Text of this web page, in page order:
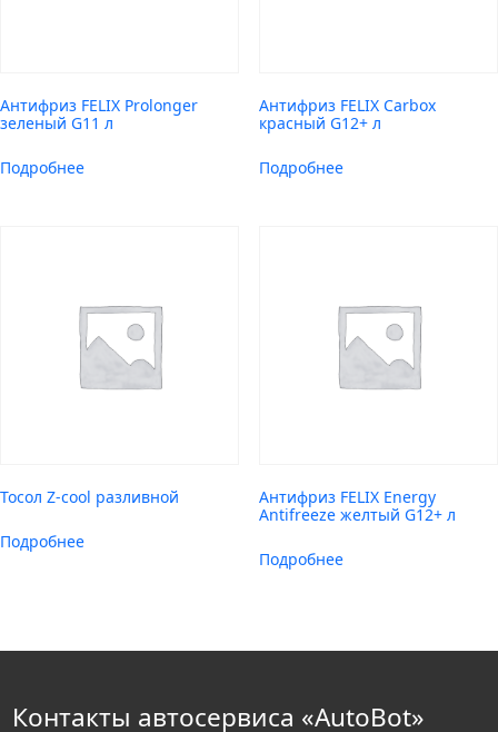
Антифриз FELIX Prolonger
зеленый G11 л
Подробнее
Антифриз FELIX Carbox
красный G12+ л
Подробнее
Тосол Z-cool разливной
Подробнее
Антифриз FELIX Energy
Antifreeze желтый G12+ л
Подробнее
Контакты автосервиса «AutoBot»